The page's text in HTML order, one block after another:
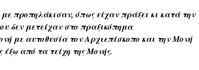
προπηλάκισαν, όπως είχαν πράξει κι κατά την
δεν μετείχαν στο πραξικόπημα
με αυτοθυσία τον Αρχιεπίσκοπο και την Μονή
από τα τείχη της Μονής.